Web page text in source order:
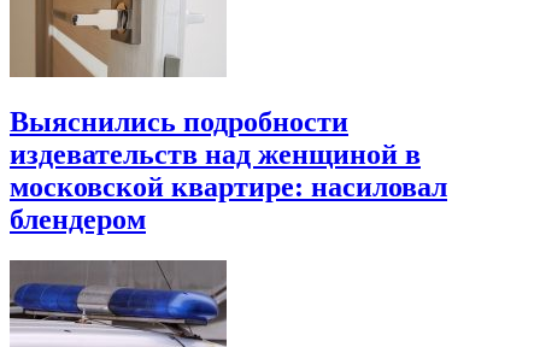
Выяснились подробности
издевательств над женщиной в
московской квартире: насиловал
блендером